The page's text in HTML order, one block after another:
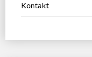
Kontakt